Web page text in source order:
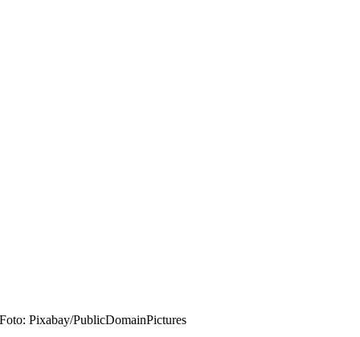
Foto: Pixabay/PublicDomainPictures